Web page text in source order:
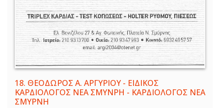
18. ΘΕΟΔΩΡΟΣ Α. ΑΡΓΥΡΙΟΥ - ΕΙΔΙΚΟΣ
ΚΑΡΔΙΟΛΟΓΟΣ ΝΕΑ ΣΜΥΝΡΗ - ΚΑΡΔΙΟΛΟΓΟΣ ΝΕΑ
ΣΜΥΡΝΗ